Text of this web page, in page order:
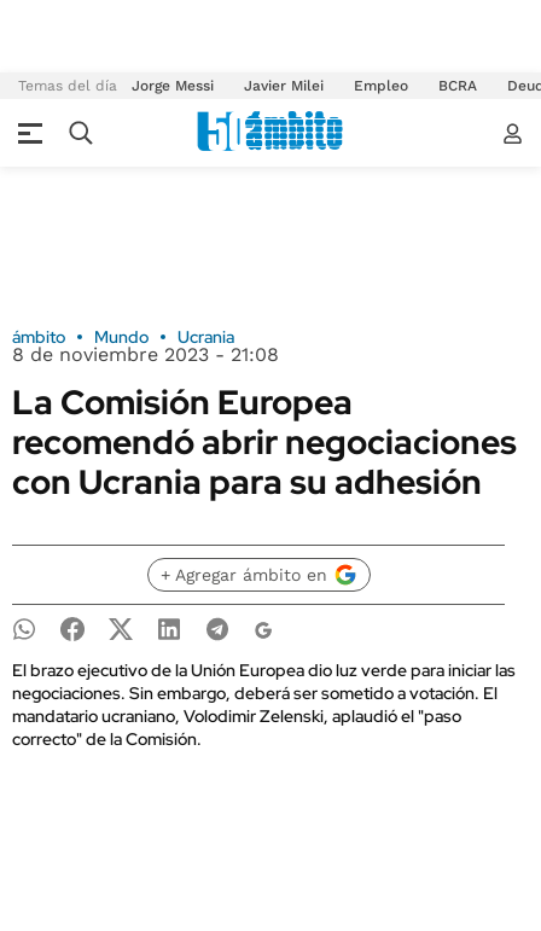
Temas del día Jorge Messi Javier Milei Empleo BCRA
ámbito Mundo Ucrania
8 de noviembre 2023 - 21:08
La Comisión Europea
recomendó abrir negociaciones
con Ucrania para su adhesión
+ Agregar ámbito en
El brazo ejecutivo de la Unión Europea dio luz verde para iniciar las
negociaciones. Sin embargo, deberá ser sometido a votación. El
mandatario ucraniano, Volodimir Zelenski, aplaudió el "paso
correcto" de la Comisión.